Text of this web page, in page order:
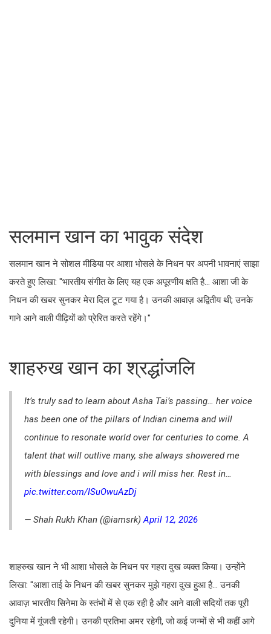
सलमान खान का भावुक संदेश
सलमान खान ने सोशल मीडिया पर आशा भोसले के निधन पर अपनी भावनाएं साझा
करते हुए लिखा: "भारतीय संगीत के लिए यह एक अपूरणीय क्षति है... आशा जी के
निधन की खबर सुनकर मेरा दिल टूट गया है। उनकी आवाज़ अद्वितीय थी; उनके
गाने आने वाली पीढ़ियों को प्रेरित करते रहेंगे।"
शाहरुख खान का श्रद्धांजलि
It’s truly sad to learn about Asha Tai’s passing… her voice
has been one of the pillars of Indian cinema and will
continue to resonate world over for centuries to come. A
talent that will outlive many, she always showered me
with blessings and love and i will miss her. Rest in…
pic.twitter.com/ISuOwuAzDj
— Shah Rukh Khan (@iamsrk)April 12, 2026
शाहरुख खान ने भी आशा भोसले के निधन पर गहरा दुख व्यक्त किया। उन्होंने
लिखा: "आशा ताई के निधन की खबर सुनकर मुझे गहरा दुख हुआ है... उनकी
आवाज़ भारतीय सिनेमा के स्तंभों में से एक रही है और आने वाली सदियों तक पूरी
दुनिया में गूंजती रहेगी। उनकी प्रतिभा अमर रहेगी, जो कई जन्मों से भी कहीं आगे